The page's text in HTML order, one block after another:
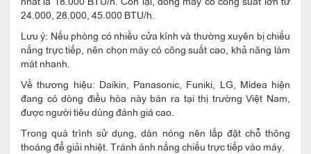
24.000, 28.000, 45.000 BTU/h.
Lưu ý: Nếu phòng có nhiều cửa kính và thường xuyên bị chiếu
nắng trực tiếp, nên chọn máy có công suất cao, khả năng làm
mát nhanh.
Về thương hiệu: Daikin, Panasonic, Funiki, LG, Midea hiện
đang có dòng điều hòa này bán ra tại thị trường Việt Nam,
được người tiêu dùng đánh giá cao.
Trong quá trình sử dụng, dàn nóng nên lắp đặt chỗ thông
thoáng để giải nhiệt. Tránh ánh nắng chiếu trực tiếp vào máy.